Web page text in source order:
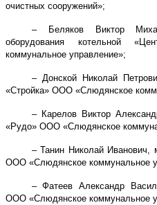
очистных сооружений»;
– Беляков Виктор
оборудования котельной
коммунальное управление»;
– Донской Николай
«Стройка» ООО «Слюдянское
– Карелов Виктор
«Рудо» ООО «Слюдянское
– Танин Николай Иванович,
ООО «Слюдянское коммунальное
– Фатеев Александр
ООО «Слюдянское коммунальное